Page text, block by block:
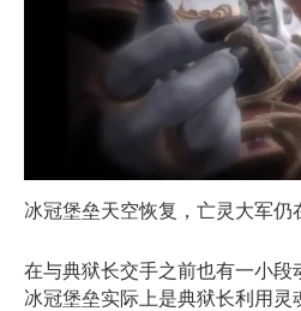
冰冠堡垒天空恢复，亡灵大军仍
在与典狱长交手之前也有一小段
冰冠堡垒实际上是典狱长利用灵